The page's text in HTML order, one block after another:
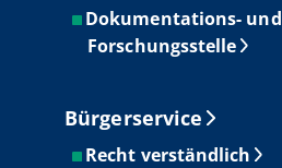
Dokumentations- und
Forschungsstelle
Bürgerservice
Recht verständlich